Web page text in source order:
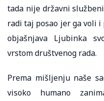
tada nije državni
radi taj posao jer ga voli
objašnjava Ljubinka
vrstom društvenog rada.
Prema mišljenju naše
visoko humano